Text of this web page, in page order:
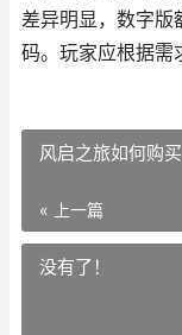
差异明显，数字版
码。玩家应根据需
风启之旅如何购
« 上一篇
没有了！